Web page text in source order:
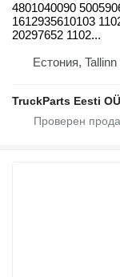
4801040090
1612935610103
20297652 1102...
Естония, Tallinn
TruckParts Eesti OÜ